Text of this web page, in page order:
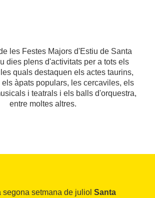
les Festes Majors d'Estiu de Santa
dies plens d'activitats per a tots els
quals destaquen els actes taurins,
els àpats populars, les cercaviles, els
i teatrals i els balls d'orquestra,
entre moltes altres.
segona setmana de juliol Santa